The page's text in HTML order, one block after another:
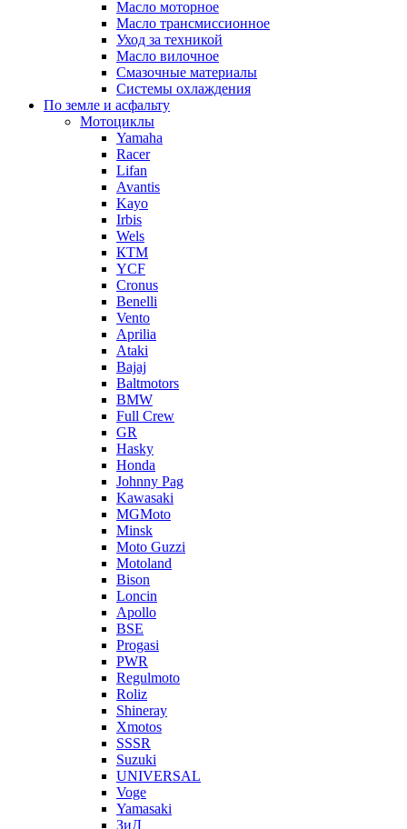
Масло моторное
Масло трансмиссионное
Уход за техникой
Масло вилочное
Смазочные материалы
Системы охлаждения
По земле и асфальту
Мотоциклы
Yamaha
Racer
Lifan
Avantis
Kayo
Irbis
Wels
КТМ
YCF
Cronus
Benelli
Vento
Aprilia
Ataki
Bajaj
Baltmotors
BMW
Full Crew
GR
Hasky
Honda
Johnny Pag
Kawasaki
MGMoto
Minsk
Moto Guzzi
Motoland
Bison
Loncin
Apollo
BSE
Progasi
PWR
Regulmoto
Roliz
Shineray
Xmotos
SSSR
Suzuki
UNIVERSAL
Voge
Yamasaki
ЗиД